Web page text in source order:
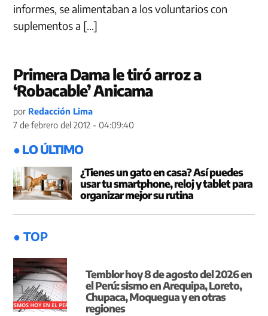
informes, se alimentaban a los voluntarios con
suplementos a […]
Primera Dama le tiró arroz a
‘Robacable’ Anicama
por Redacción Lima
7 de febrero del 2012 - 04:09:40
● LO ÚLTIMO
¿Tienes un gato en casa? Así puedes
usar tu smartphone, reloj y tablet para
organizar mejor su rutina
● TOP
Temblor hoy 8 de agosto del 2026 en
el Perú: sismo en Arequipa, Loreto,
Chupaca, Moquegua y en otras
regiones